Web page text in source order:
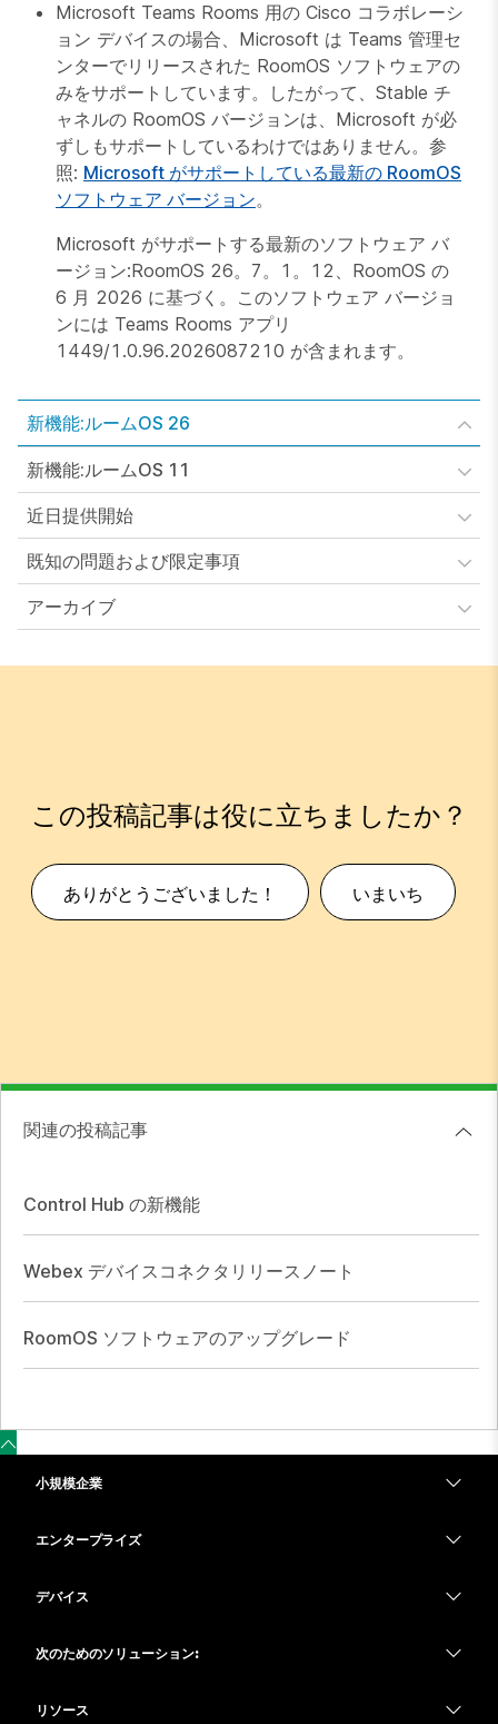
Microsoft Teams Rooms 用の Cisco コラボレーシ
ョン デバイスの場合、Microsoft は Teams 管理セ
ンターでリリースされた RoomOS ソフトウェアの
みをサポートしています。したがって、Stable チ
ャネルの RoomOS バージョンは、Microsoft が必
ずしもサポートしているわけではありません。参
照: Microsoft がサポートしている最新の RoomOS
ソフトウェア バージョン。
Microsoft がサポートする最新のソフトウェア バ
ージョン:RoomOS 26。7。1。12、RoomOS の
6 月 2026 に基づく。このソフトウェア バージョ
ンには Teams Rooms アプリ
1449/1.0.96.2026087210 が含まれます。
新機能:ルームOS 26
新機能:ルームOS 11
近日提供開始
既知の問題および限定事項
アーカイブ
この投稿記事は役に立ちましたか？
ありがとうございました！ いまいち
関連の投稿記事
Control Hub の新機能
Webex デバイスコネクタリリースノート
RoomOS ソフトウェアのアップグレード
小規模企業
エンタープライズ
デバイス
次のためのソリューション:
リソース